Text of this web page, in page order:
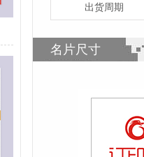
出货周期
名片尺寸